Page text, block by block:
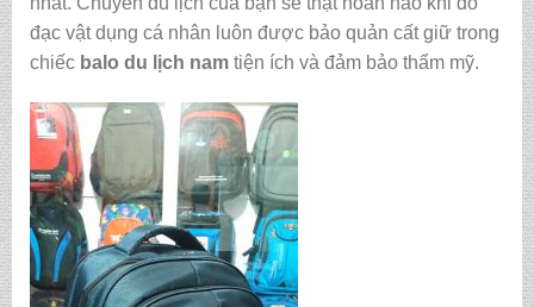
đạc vật dụng cá nhân luôn được bảo quản cất giữ trong
chiếc balo du lịch namtiện ích và đảm bảo thẩm mỹ.